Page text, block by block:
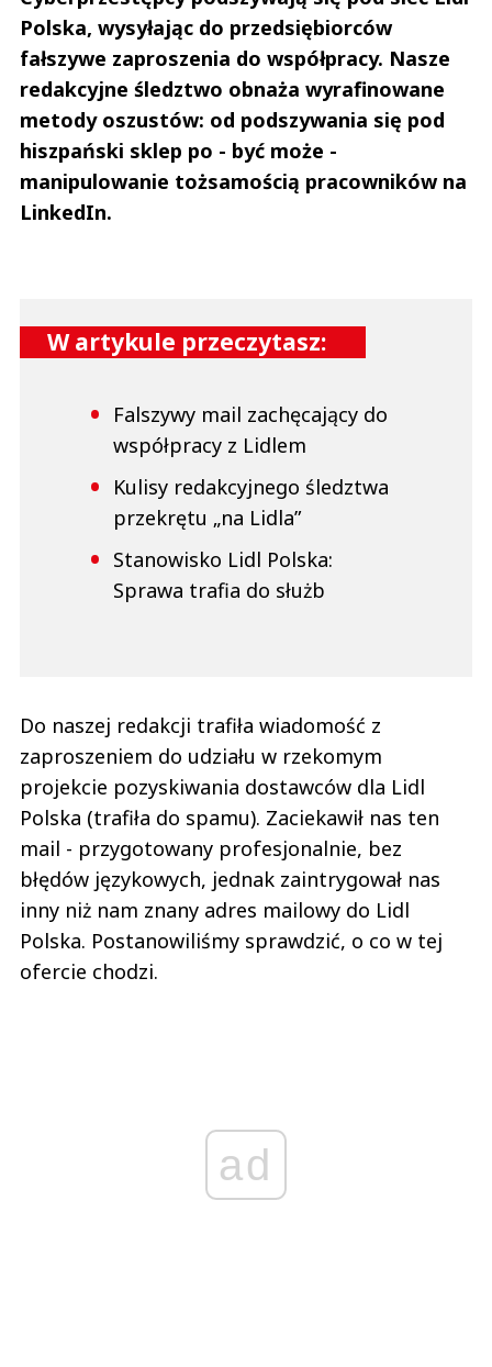
Polska, wysyłając do przedsiębiorców
fałszywe zaproszenia do współpracy. Nasze
redakcyjne śledztwo obnaża wyrafinowane
metody oszustów: od podszywania się pod
hiszpański sklep po - być może -
manipulowanie tożsamością pracowników na
LinkedIn.
W artykule przeczytasz:
Falszywy mail zachęcający do
współpracy z Lidlem
Kulisy redakcyjnego śledztwa
przekrętu „na Lidla”
Stanowisko Lidl Polska:
Sprawa trafia do służb
Do naszej redakcji trafiła wiadomość z
zaproszeniem do udziału w rzekomym
projekcie pozyskiwania dostawców dla Lidl
Polska (trafiła do spamu). Zaciekawił nas ten
mail - przygotowany profesjonalnie, bez
błędów językowych, jednak zaintrygował nas
inny niż nam znany adres mailowy do Lidl
Polska. Postanowiliśmy sprawdzić, o co w tej
ofercie chodzi.
ad